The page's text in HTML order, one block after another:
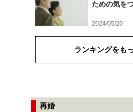
ための気を
2024/05/20
ランキングをも
再婚